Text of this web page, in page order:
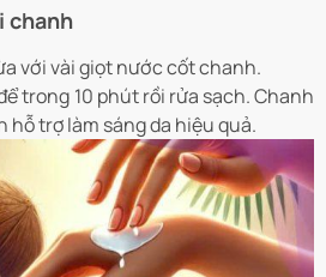
chanh
với vài giọt nước cốt chanh.
trong 10 phút rồi rửa sạch. Chanh
trợ làm sáng da hiệu quả.